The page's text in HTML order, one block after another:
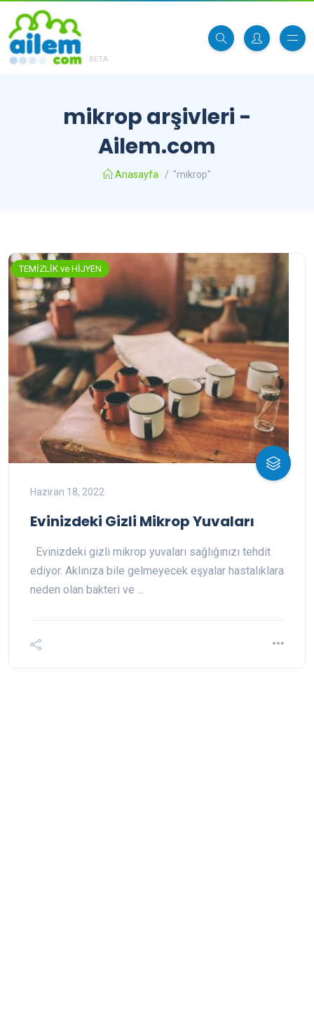
BETA
mikrop arşivleri -
Ailem.com
Anasayfa / "mikrop"
TEMİZLİK ve HİJYEN
Haziran 18, 2022
Evinizdeki Gizli Mikrop Yuvaları
Evinizdeki gizli mikrop yuvaları sağlığınızı tehdit
ediyor. Aklınıza bile gelmeyecek eşyalar hastalıklara
neden olan bakteri ve ...